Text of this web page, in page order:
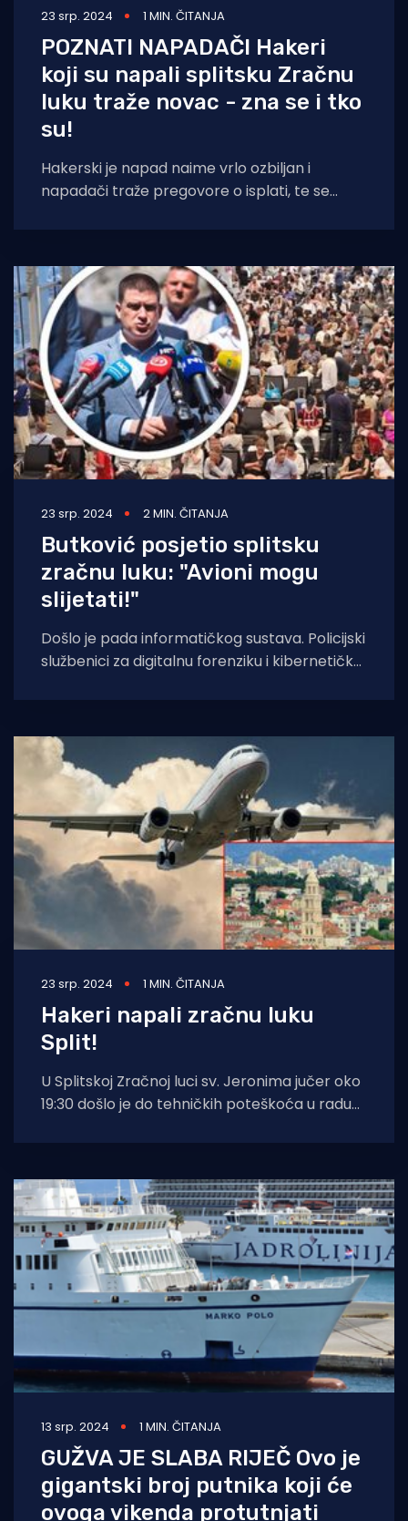
23 srp. 2024 1 MIN. ČITANJA
POZNATI NAPADAČI Hakeri
koji su napali splitsku Zračnu
luku traže novac - zna se i tko
su!
Hakerski je napad naime vrlo ozbiljan i
napadači traže pregovore o isplati, te se
23 srp. 2024 2 MIN. ČITANJA
Butković posjetio splitsku
zračnu luku: "Avioni mogu
slijetati!"
Došlo je pada informatičkog sustava. Policijski
službenici za digitalnu forenziku i kibernetičku
mjere i
23 srp. 2024 1 MIN. ČITANJA
Hakeri napali zračnu luku
Split!
U Splitskoj Zračnoj luci sv. Jeronima jučer oko
19:30 došlo je do tehničkih poteškoća u radu
13 srp. 2024 1 MIN. ČITANJA
GUŽVA JE SLABA RIJEČ Ovo je
gigantski broj putnika koji će
ovoga vikenda protutnjati